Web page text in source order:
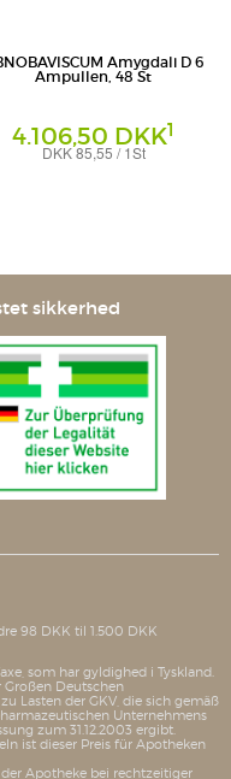
Amygdali D 6
Ampullen, 48 St
4.106,50 DKK1
DKK 85,55 / 1St
sikkerhed
98 DKK til 1.500 DKK
som har gyldighed i Tyskland.
Großen Deutschen
Lasten der GKV, die sich gemäß
Unternehmens
zum 31.12.2003 ergibt.
ist dieser Preis für Apotheken
Apotheke bei rechtzeitiger